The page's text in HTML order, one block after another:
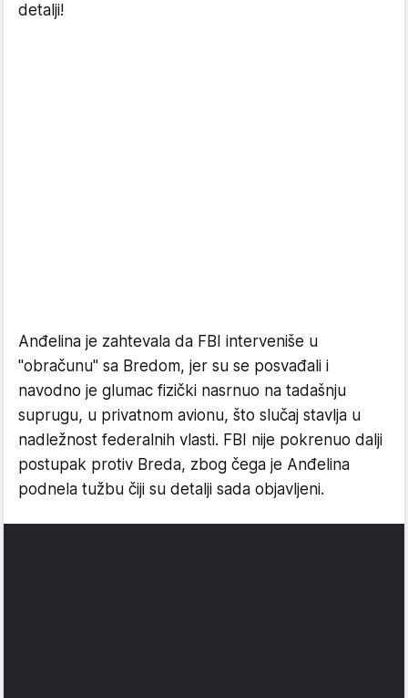
detalji!
Anđelina je zahtevala da FBI interveniše u
"obračunu" sa Bredom, jer su se posvađali i
navodno je glumac fizički nasrnuo na tadašnju
suprugu, u privatnom avionu, što slučaj stavlja u
nadležnost federalnih vlasti. FBI nije pokrenuo dalji
postupak protiv Breda, zbog čega je Anđelina
podnela tužbu čiji su detalji sada objavljeni.